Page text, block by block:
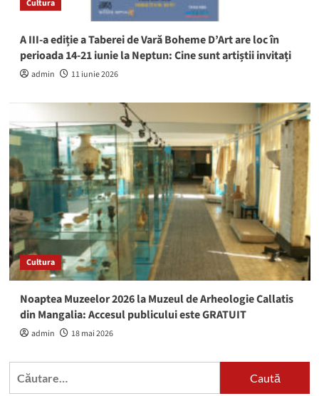
Cultura
A III-a ediție a Taberei de Vară Boheme D’Art are loc în
perioada 14-21 iunie la Neptun: Cine sunt artiștii invitați
admin 11 iunie 2026
Cultura
Noaptea Muzeelor 2026 la Muzeul de Arheologie Callatis
din Mangalia: Accesul publicului este GRATUIT
admin 18 mai 2026
Caută